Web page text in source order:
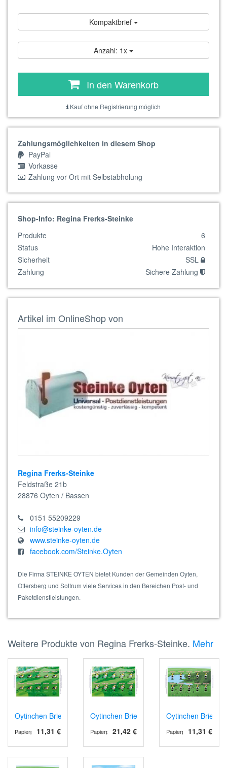
Kompaktbrief
Anzahl: 1x
In den Warenkorb
Kauf ohne Registrierung möglich
Zahlungsmöglichkeiten in diesem Shop
PayPal
Vorkasse
Zahlung vor Ort mit Selbstabholung
Shop-Info: Regina Frerks-Steinke
Produkte
6
Status
Hohe Interaktion
Sicherheit
SSL
Zahlung
Sichere Zahlung
Artikel im OnlineShop von
Regina Frerks-Steinke
Feldstraße 21b
28876 Oyten / Bassen
0151 55209229
info@steinke-oyten.de
www.steinke-oyten.de
facebook.com/Steinke.Oyten
Die Firma STEINKE OYTEN bietet Kunden der Gemeinden Oyten,
Ottersberg und Sottrum viele Services in den Bereichen Post- und
Paketdienstleistungen.
Weitere Produkte von Regina Frerks-Steinke. Mehr
Oytinchen Briefmarken - Standardbrief - 10er Bogen
11,31 €
Papierprodukte
Oytinchen Briefmarken - Großbrief - 10er
21,42 €
Papierprodukte
Oytinchen
11,31 €
Papierprodukte